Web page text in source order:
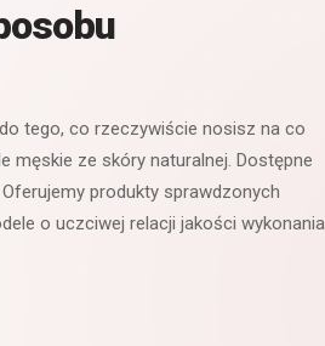
tego, co rzeczywiście nosisz na co
męskie ze skóry naturalnej. Dostępne
produkty sprawdzonych
o uczciwej relacji jakości wykonania